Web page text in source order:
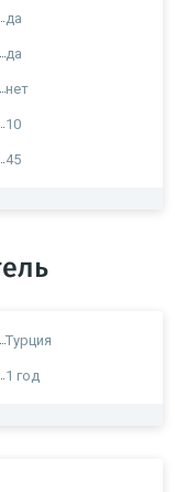
да
да
нет
10
45
Турция
1 год